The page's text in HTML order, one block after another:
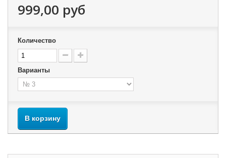
999,00 руб
Количество
Варианты
В корзину